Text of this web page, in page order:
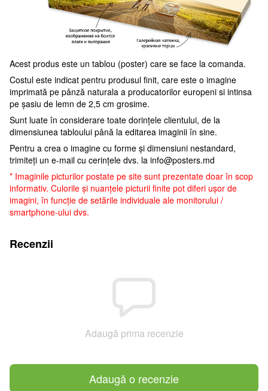
Acest produs este un tablou (poster) care se face la comanda.
Costul este indicat pentru produsul finit, care este o imagine
imprimată pe pânză naturala a producatorilor europeni si intinsa
pe șasiu de lemn de 2,5 cm grosime.
Sunt luate în considerare toate dorințele clientului, de la
dimensiunea tabloului până la editarea imaginii în sine.
Pentru a crea o imagine cu forme și dimensiuni nestandard,
trimiteți un e-mail cu cerințele dvs. la info@posters.md
* Imaginile picturilor postate pe site sunt prezentate doar în scop
informativ. Culorile și nuanțele picturii finite pot diferi ușor de
imagini, în funcție de setările individuale ale monitorului /
smartphone-ului dvs.
Recenzii
Adaugă prima recenzie
Adaugă o recenzie